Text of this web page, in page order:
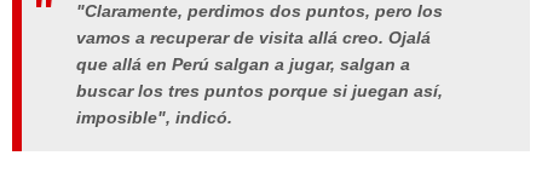
"Claramente, perdimos dos puntos, pero los
vamos a recuperar de visita allá creo. Ojalá
que allá en Perú salgan a jugar, salgan a
buscar los tres puntos porque si juegan así,
imposible", indicó.